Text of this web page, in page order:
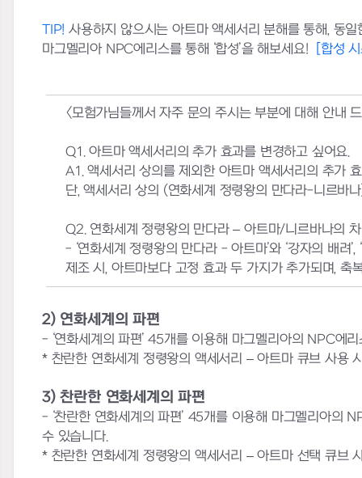
TIP! 사용하지 않으시는 아트마 액세서리 분해를 통해, 동일
마그멜리아 NPC에리스를 통해 ‘합성’을 해보세요!
합성
<모험가님들께서 자주 문의 주시는 부분에 대해 안내
Q1.아트마 액세서리의 추가 효과를 변경하고 싶어요.
A1.액세서리 상의를 제외한 아트마 액세서리의 추가
단,액세서리 상의 (연화세계 정령왕의 만다라-니르바나
Q2. 연화세계 정령왕의 만다라–아트마/니르바나의
- ‘ 연화세계 정령왕의 만다라-아트마’와 강자의 배려’, ‘
제조 시, 아트마보다 고정 효과 두 가지가 추가되며,축
2) 연화세계의 파편
- ‘연화세계의 파편’ 45개를 이용해 마그멜리아의 NPC에
* 찬란한 연화세계 정령왕의 액세서리 – 아트마 큐브 사용
3) 찬란한 연화세계의 파편
- ‘찬란한 연화세계의 파편’ 45개를 이용해 마그멜리아의
수 있습니다.
* 찬란한 연화세계 정령왕의 액세서리 – 아트마 선택 큐브